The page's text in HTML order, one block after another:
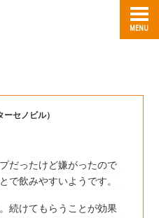
MENU
ーセノビル）
だったけど嫌がったので
で飲みやすいようです。
続けてもらうことが効果